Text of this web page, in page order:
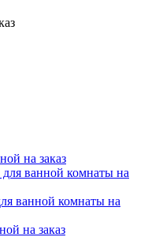
на заказ
ванной комнаты на
ванной комнаты на
на заказ